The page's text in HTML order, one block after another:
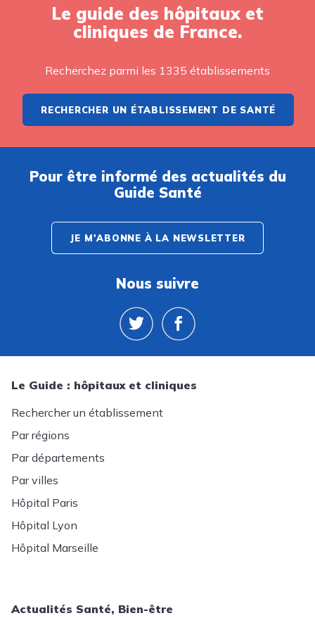
Le guide des hôpitaux et
cliniques de France.
Recherchez parmi les 1335 établissements
RECHERCHER UN ÉTABLISSEMENT DE SANTÉ
Pour être informé des actualités du
Guide Santé
JE M'ABONNE À LA NEWSLETTER
Nous suivre
Le Guide : hôpitaux et cliniques
Rechercher un établissement
Par régions
Par départements
Par villes
Hôpital Paris
Hôpital Lyon
Hôpital Marseille
Actualités Santé, Bien-être